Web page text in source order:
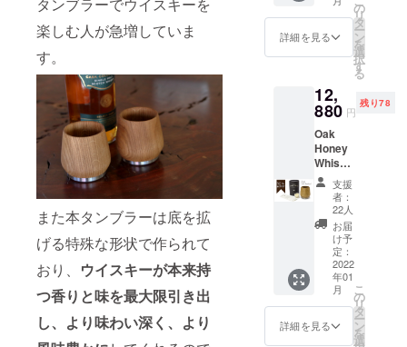
楽しむ人が急増していま
す。
また本タンブラーは底を拡
げる特殊な形状で作られて
おり、 ウイスキーが本来持
つ香りと味を最大限引き出
し、より味わい深く、より
れる場
合がご
ざいま
さい。
20％オ
フ ※価
格は消
りま
す。 ※
支援者
様の数
が予想
より大
幅に上
回って
しまっ
た場
合、職
人によ
り手作
業で一
つ一つ
加工し
ている
Honey
Whiske
y
Tumble
r タンブ
はメン
テナン
ス用の
ワック
ス
(10ml)
が付属
しま
す。 ※
一般販
売予定
価格
8,700円
より
20％オ
フ ※価
格は消
詳細を見る
の
リ
タ
ー
ン
を
選
択
す
る
12,
880 円
残り78
Oak
Honey
Whiske
y
Tumble
r 2個 タ
ンブ
ラーに
はメン
テナン
ス用の
ワック
ス
(10ml)
が付属
支援
者：
22人
お届
け予
定：
2022
年01
月
詳細を見る
こ
の
リ
タ
ー
ン
を
選